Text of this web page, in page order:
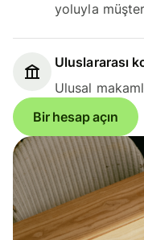
yoluyla
Uluslararası
Ulusal
Bir hesap açın